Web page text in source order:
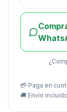
💳 Paga en
🚚 Envío